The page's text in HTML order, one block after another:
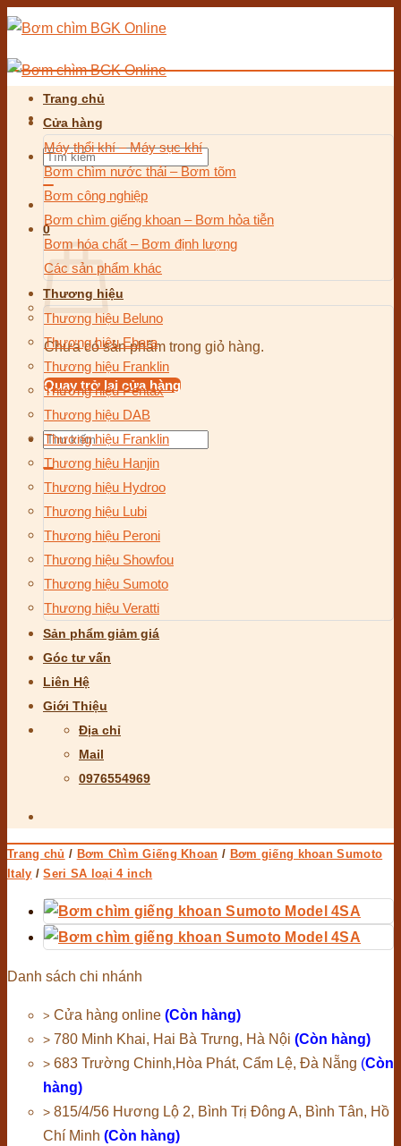
Bỏ
nội
dung
Tìm
kiếm:
0
Chưa có sản phẩm trong giỏ hàng.
Quay trở lại cửa hàng
Tìm
kiếm:
Trang chủ
Cửa hàng
Máy thổi khí – Máy sục khí
Bơm chìm nước thải – Bơm tõm
Bơm công nghiệp
Bơm chìm giếng khoan – Bơm hỏa tiễn
Bơm hóa chất – Bơm định lượng
Các sản phẩm khác
Thương hiệu
Thương hiệu Beluno
Thương hiệu Ebara
Thương hiệu Franklin
Thương hiệu Pentax
Thương hiệu DAB
Thương hiệu Franklin
Thương hiệu Hanjin
Thương hiệu Hydroo
Thương hiệu Lubi
Thương hiệu Peroni
Thương hiệu Showfou
Thương hiệu Sumoto
Thương hiệu Veratti
Sản phẩm giảm giá
Góc tư vấn
Liên Hệ
Giới Thiệu
Địa chỉ
Mail
0976554969
Trang chủ / Bơm Chìm Giếng Khoan / Bơm giếng khoan Sumoto
Italy / Seri SA loại 4 inch
Danh sách chi nhánh
> Cửa hàng online (Còn hàng)
> 780 Minh Khai, Hai Bà Trưng, Hà Nội (Còn hàng)
> 683 Trường Chinh,Hòa Phát, Cẩm Lệ, Đà Nẵng (Còn
hàng)
> 815/4/56 Hương Lộ 2, Bình Trị Đông A, Bình Tân, Hồ
Chí Minh (Còn hàng)